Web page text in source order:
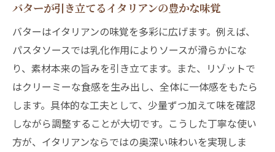
イタリアン愛好家が注目するバターの違い
イタリアンで選ばれるバターの風味と相性
イタリアンにぴったりなバターの特徴とは
イタリアン好きが試したいバターの使い分
ヨーロッパ産バターがイタリアンに合う理由を
解説
バターが引き立てるイタリアンの豊かな味覚
バターはイタリアンの味覚を多彩に広げます。例えば、
パスタソースでは乳化作用によりソースが滑らかにな
り、素材本来の旨みを引き立てます。また、リゾットで
はクリーミーな食感を生み出し、全体に一体感をもたら
します。具体的な工夫として、少量ずつ加えて味を確認
しながら調整することが大切です。こうした丁寧な使い
方が、イタリアンならではの奥深い味わいを実現しま